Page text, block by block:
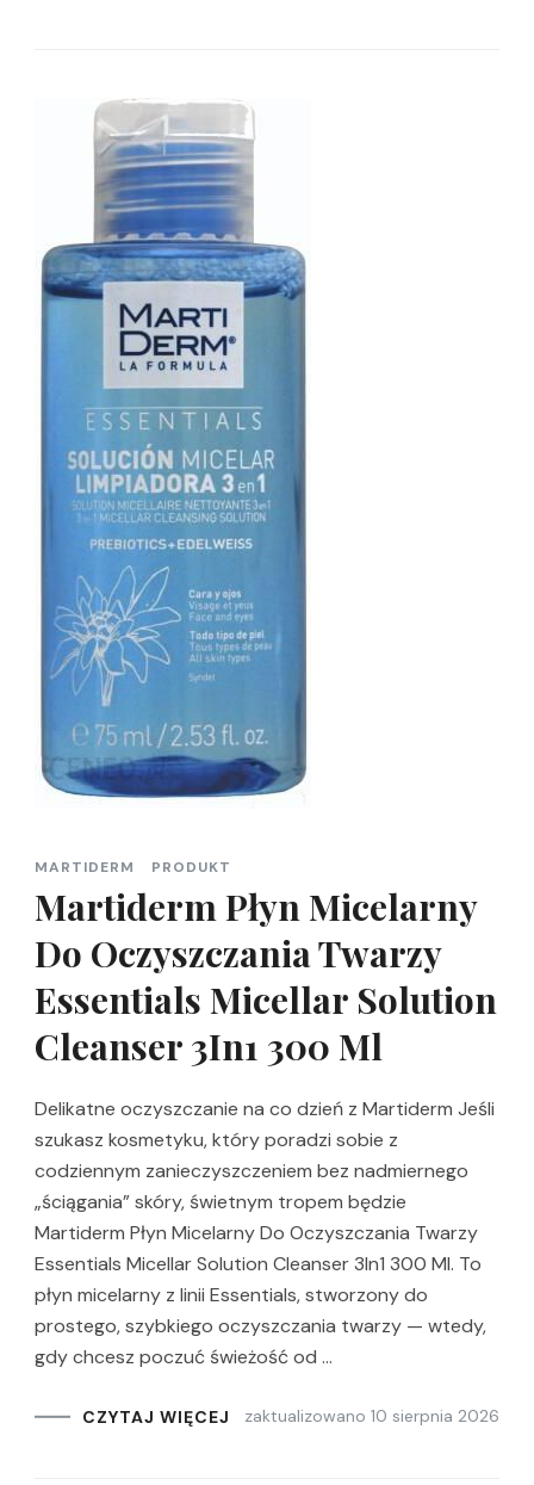
MARTIDERM PRODUKT
Martiderm Płyn Micelarny
Do Oczyszczania Twarzy
Essentials Micellar Solution
Cleanser 3In1 300 Ml
Delikatne oczyszczanie na co dzień z Martiderm Jeśli
szukasz kosmetyku, który poradzi sobie z
codziennym zanieczyszczeniem bez nadmiernego
„ściągania” skóry, świetnym tropem będzie
Martiderm Płyn Micelarny Do Oczyszczania Twarzy
Essentials Micellar Solution Cleanser 3In1 300 Ml. To
płyn micelarny z linii Essentials, stworzony do
prostego, szybkiego oczyszczania twarzy — wtedy,
gdy chcesz poczuć świeżość od …
CZYTAJ WIĘCEJ zaktualizowano 10 sierpnia 2026